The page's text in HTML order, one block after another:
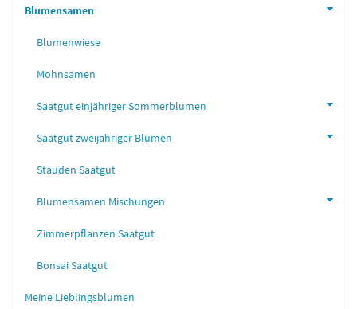
Blumensamen
Blumenwiese
Mohnsamen
Saatgut einjähriger Sommerblumen
Saatgut zweijähriger Blumen
Stauden Saatgut
Blumensamen Mischungen
Zimmerpflanzen Saatgut
Bonsai Saatgut
Meine Lieblingsblumen